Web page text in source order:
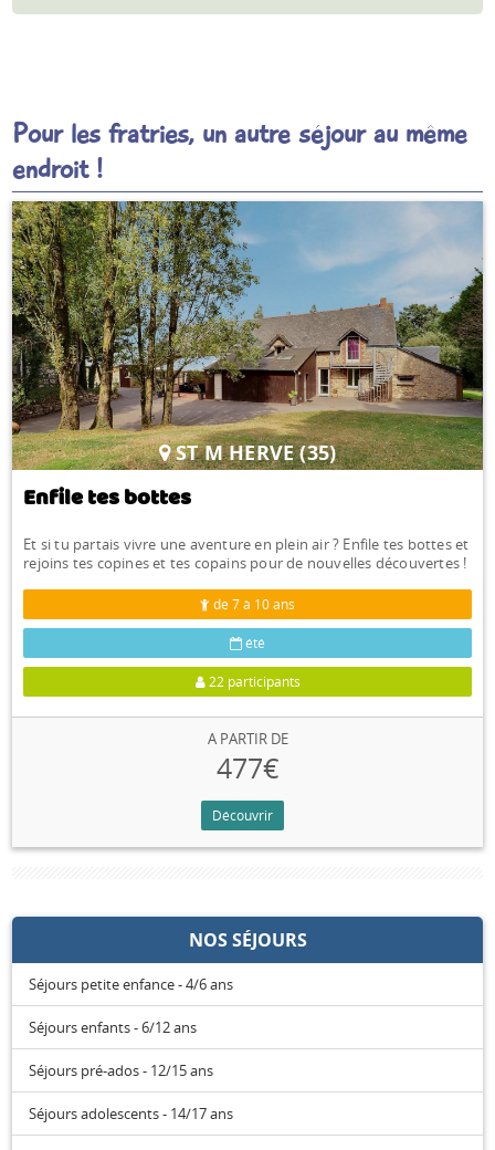
Pour les fratries, un autre séjour au même
endroit !
ST M HERVE (35)
Enfile tes bottes
Et si tu partais vivre une aventure en plein air ? Enfile tes bottes et
rejoins tes copines et tes copains pour de nouvelles découvertes !
de 7 à 10 ans
été
22 participants
A PARTIR DE
477€
Découvrir
NOS SÉJOURS
Séjours petite enfance - 4/6 ans
Séjours enfants - 6/12 ans
Séjours pré-ados - 12/15 ans
Séjours adolescents - 14/17 ans